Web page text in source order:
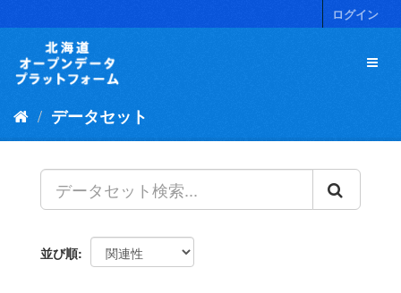
キ
ログイン
データセット
並び順